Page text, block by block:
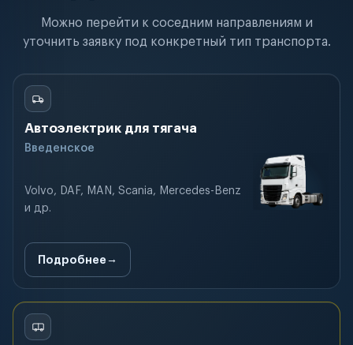
Можно перейти к соседним направлениям и
уточнить заявку под конкретный тип транспорта.
Автоэлектрик для тягача
Введенское
Volvo, DAF, MAN, Scania, Mercedes-Benz
и др.
Подробнее